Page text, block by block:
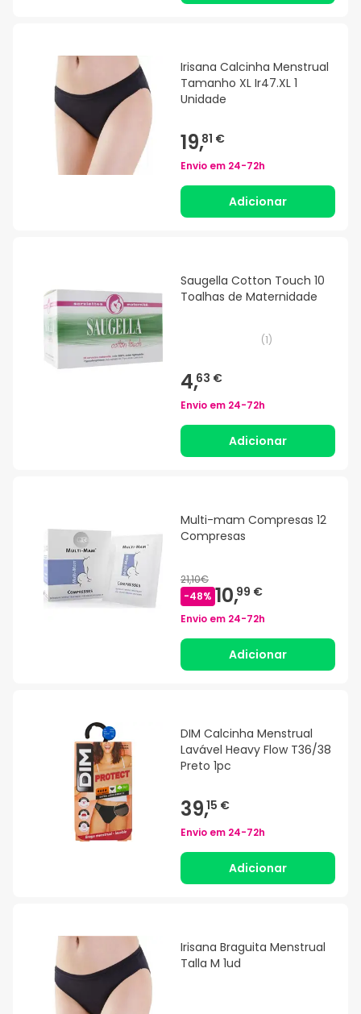
Irisana Calcinha Menstrual
Tamanho XL Ir47.XL 1
Unidade
19,81 €
Envio em 24-72h
Adicionar
Saugella Cotton Touch 10
Toalhas de Maternidade
(1)
4,63 €
Envio em 24-72h
Adicionar
Multi-mam Compresas 12
Compresas
21,10€
-48% 10,99 €
Envio em 24-72h
Adicionar
DIM Calcinha Menstrual
Lavável Heavy Flow T36/38
Preto 1pc
39,15 €
Envio em 24-72h
Adicionar
Irisana Braguita Menstrual
Talla M 1ud